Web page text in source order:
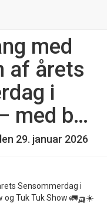
med
af årets
i
med b…
29. januar 2026
Sensommerdag i
og Tuk Tuk Show 🚛🛺☀️